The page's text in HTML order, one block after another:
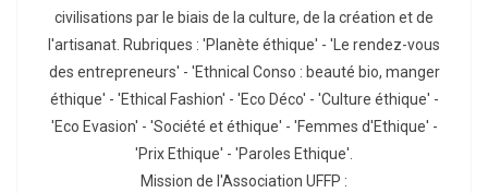
civilisations par le biais de la culture, de la création et de
l'artisanat. Rubriques : 'Planète éthique' - 'Le rendez-vous
des entrepreneurs' - 'Ethnical Conso : beauté bio, manger
éthique' - 'Ethical Fashion' - 'Eco Déco' - 'Culture éthique' -
'Eco Evasion' - 'Société et éthique' - 'Femmes d'Ethique' -
'Prix Ethique' - 'Paroles Ethique'.
Mission de l'Association UFFP :